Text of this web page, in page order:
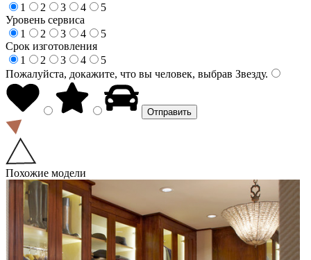
1
2 3 4
5
Уровень сервиса
1
2 3 4
5
Срок изготовления
1
2 3 4
5
Пожалуйста, докажите, что вы человек, выбрав Звезду.
Похожие модели